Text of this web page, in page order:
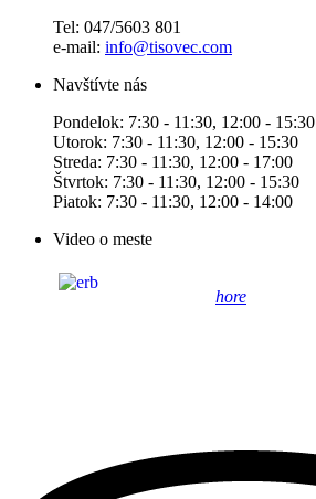
Tel: 047/5603 801
e-mail: info@tisovec.com
Navštívte nás
Pondelok: 7:30 - 11:30, 12:00 - 15:30
Utorok: 7:30 - 11:30, 12:00 - 15:30
Streda: 7:30 - 11:30, 12:00 - 17:00
Štvrtok: 7:30 - 11:30, 12:00 - 15:30
Piatok: 7:30 - 11:30, 12:00 - 14:00
Video o meste
hore